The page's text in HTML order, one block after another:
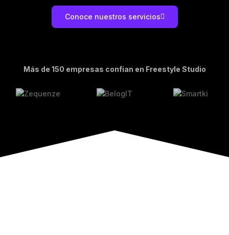
Conoce nuestros servicios
Más de 150 empresas confian en Freestyle Studio